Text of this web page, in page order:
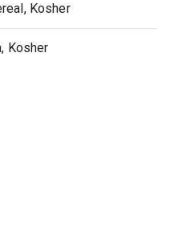
Kosher
Kosher